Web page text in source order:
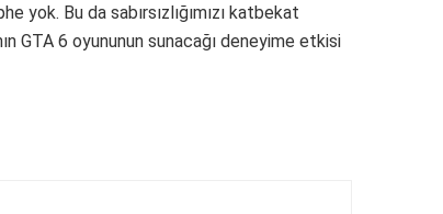
yok. Bu da sabırsızlığımızı katbekat
GTA 6 oyununun sunacağı deneyime etkisi